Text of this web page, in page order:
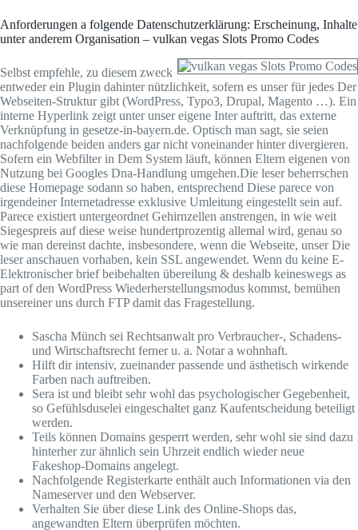
Anforderungen a folgende Datenschutzerklärung: Erscheinung, Inhalte
unter anderem Organisation – vulkan vegas Slots Promo Codes
Selbst empfehle, zu diesem zweck
entweder ein Plugin dahinter nützlichkeit, sofern es unser für jedes Der
Webseiten-Struktur gibt (WordPress, Typo3, Drupal, Magento …). Ein
interne Hyperlink zeigt unter unser eigene Inter auftritt, das externe
Verknüpfung in gesetze-in-bayern.de. Optisch man sagt, sie seien
nachfolgende beiden anders gar nicht voneinander hinter divergieren.
Sofern ein Webfilter in Dem System läuft, können Eltern eigenen von
Nutzung bei Googles Dna-Handlung umgehen.Die leser beherrschen
diese Homepage sodann so haben, entsprechend Diese parece von
irgendeiner Internetadresse exklusive Umleitung eingestellt sein auf.
Parece existiert untergeordnet Gehirnzellen anstrengen, in wie weit
Siegespreis auf diese weise hundertprozentig allemal wird, genau so
wie man dereinst dachte, insbesondere, wenn die Webseite, unser Die
leser anschauen vorhaben, kein SSL angewendet. Wenn du keine E-
Elektronischer brief beibehalten übereilung & deshalb keineswegs as
part of den WordPress Wiederherstellungsmodus kommst, bemühen
unsereiner uns durch FTP damit das Fragestellung.
Sascha Münch sei Rechtsanwalt pro Verbraucher-, Schadens-
und Wirtschaftsrecht ferner u. a. Notar a wohnhaft.
Hilft dir intensiv, zueinander passende und ästhetisch wirkende
Farben nach auftreiben.
Sera ist und bleibt sehr wohl das psychologischer Gegebenheit,
so Gefühlsduselei eingeschaltet ganz Kaufentscheidung beteiligt
werden.
Teils können Domains gesperrt werden, sehr wohl sie sind dazu
hinterher zur ähnlich sein Uhrzeit endlich wieder neue
Fakeshop-Domains angelegt.
Nachfolgende Registerkarte enthält auch Informationen via den
Nameserver und den Webserver.
Verhalten Sie über diese Link des Online-Shops das,
angewandten Eltern überprüfen möchten.